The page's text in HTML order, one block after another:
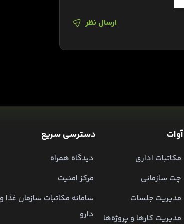
ارسال نظر
آوات
مکاتبات اداری
چت سازمانی
مدیریت جلسات
مدیریت کارها و پروژه‌ها
دسترسی سریع
دیدگاه همراه
مرکز امنیت
سامانه مکاتبات سازمان غذا و
دارو